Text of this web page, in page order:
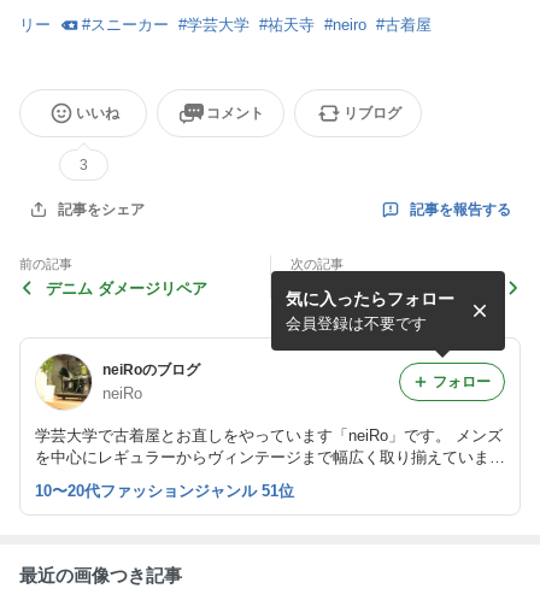
リー #スニーカー #学芸大学 #祐天寺 #neiro #古着屋
いいね
3
コメント リブログ
記事をシェア 記事を報告する
前の記事
デニム ダメージリペア
次の記事
50's～ LEVIS 557XX ギャラ
入り 3rd
neiRoのブログ
neiRo
学芸大学で古着屋とお直しをやっています「neiRo」です。 メンズ
を中心にレギュラーからヴィンテージまで幅広く取り揃えていま
ろしくお願いします。
気に入ったらフォロー
会員登録は不要です
フォロー
10〜20代ファッションジャンル 51位
最近の画像つき記事